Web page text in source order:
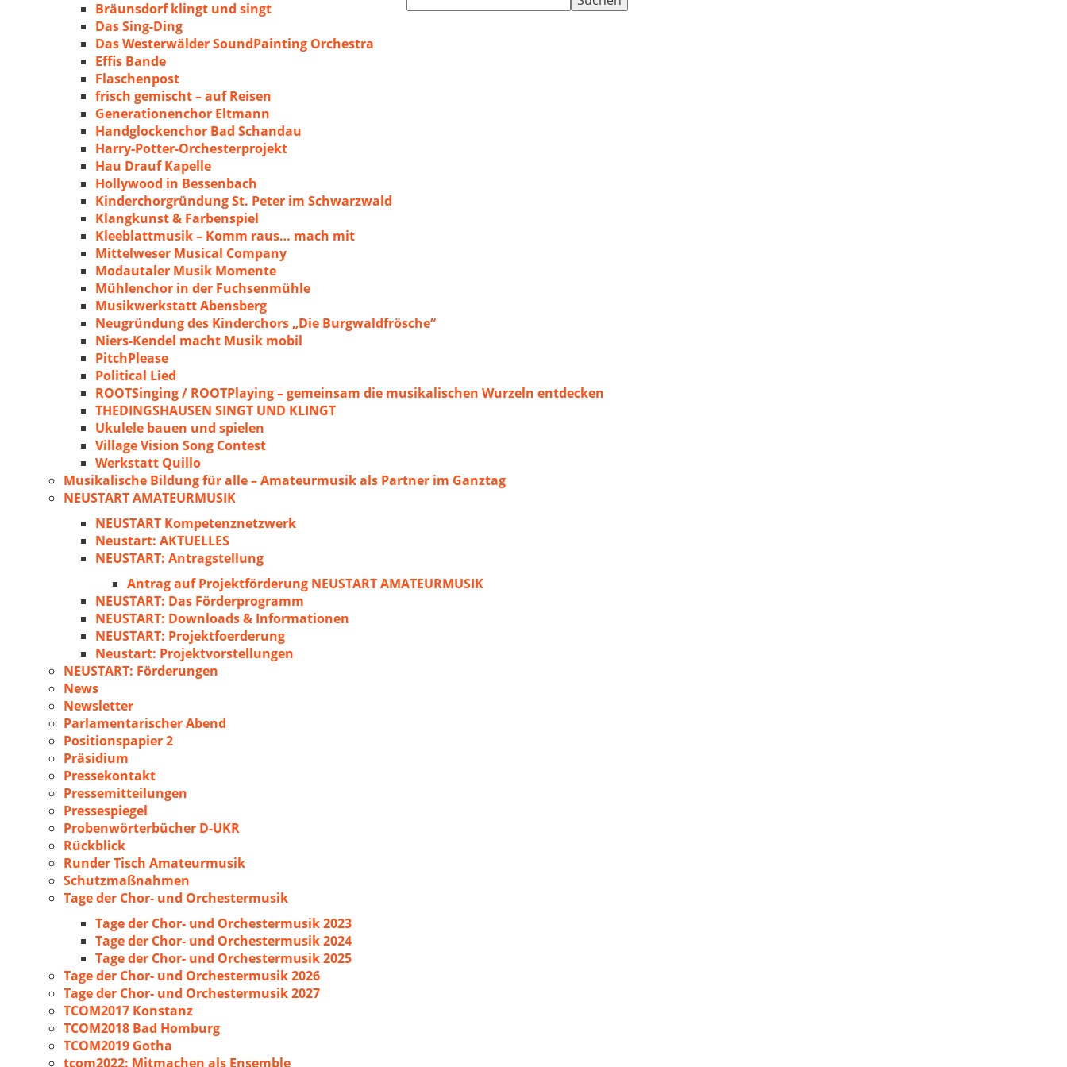
nach:
Bräunsdorf klingt und singt
Das Sing-Ding
Das Westerwälder SoundPainting Orchestra
Effis Bande
Flaschenpost
frisch gemischt – auf Reisen
Generationenchor Eltmann
Handglockenchor Bad Schandau
Harry-Potter-Orchesterprojekt
Hau Drauf Kapelle
Hollywood in Bessenbach
Kinderchorgründung St. Peter im Schwarzwald
Klangkunst & Farbenspiel
Kleeblattmusik – Komm raus… mach mit
Mittelweser Musical Company
Modautaler Musik Momente
Mühlenchor in der Fuchsenmühle
Musikwerkstatt Abensberg
Neugründung des Kinderchors „Die Burgwaldfrösche“
Niers-Kendel macht Musik mobil
PitchPlease
Political Lied
ROOTSinging / ROOTPlaying – gemeinsam die musikalischen Wurzeln entdecken
THEDINGSHAUSEN SINGT UND KLINGT
Ukulele bauen und spielen
Village Vision Song Contest
Werkstatt Quillo
Musikalische Bildung für alle – Amateurmusik als Partner im Ganztag
NEUSTART AMATEURMUSIK
NEUSTART Kompetenznetzwerk
Neustart: AKTUELLES
NEUSTART: Antragstellung
Antrag auf Projektförderung NEUSTART AMATEURMUSIK
NEUSTART: Das Förderprogramm
NEUSTART: Downloads & Informationen
NEUSTART: Projektfoerderung
Neustart: Projektvorstellungen
NEUSTART: Förderungen
News
Newsletter
Parlamentarischer Abend
Positionspapier 2
Präsidium
Pressekontakt
Pressemitteilungen
Pressespiegel
Probenwörterbücher D-UKR
Rückblick
Runder Tisch Amateurmusik
Schutzmaßnahmen
Tage der Chor- und Orchestermusik
Tage der Chor- und Orchestermusik 2023
Tage der Chor- und Orchestermusik 2024
Tage der Chor- und Orchestermusik 2025
Tage der Chor- und Orchestermusik 2026
Tage der Chor- und Orchestermusik 2027
TCOM2017 Konstanz
TCOM2018 Bad Homburg
TCOM2019 Gotha
tcom2022: Mitmachen als Ensemble